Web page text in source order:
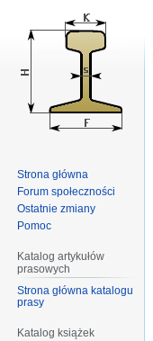
Strona główna
Forum społeczności
Ostatnie zmiany
Pomoc
Katalog artykułów
prasowych
Strona główna katalogu
prasy
Katalog książek